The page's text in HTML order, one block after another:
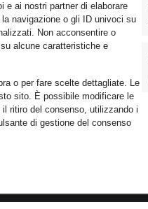
e ai nostri partner di elaborare
navigazione o gli ID univoci su
Non acconsentire o
alcune caratteristiche e
o per fare scelte dettagliate. Le
sito. È possibile modificare le
ritiro del consenso, utilizzando i
di gestione del consenso